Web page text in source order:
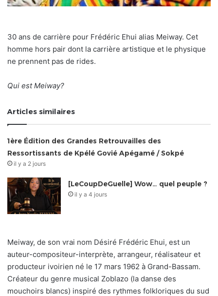
30 ans de carrière pour Frédéric Ehui alias Meiway. Cet
homme hors pair dont la carrière artistique et le physique
ne prennent pas de rides.
Qui est Meiway?
Articles similaires
1ère Édition des Grandes Retrouvailles des
Ressortissants de Kpélé Govié Apégamé / Sokpé
il y a 2 jours
[LeCoupDeGuelle] Wow… quel peuple ?
il y a 4 jours
Meiway, de son vrai nom Désiré Frédéric Ehui, est un
auteur-compositeur-interprète, arrangeur, réalisateur et
producteur ivoirien né le 17 mars 1962 à Grand-Bassam.
Créateur du genre musical Zoblazo (la danse des
mouchoirs blancs) inspiré des rythmes folkloriques du sud